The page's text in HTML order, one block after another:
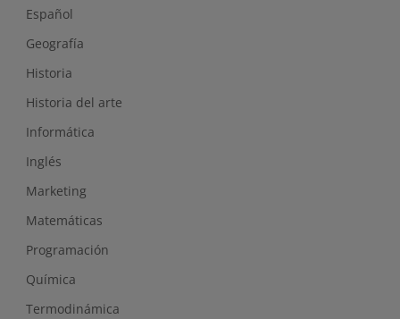
Español
Geografía
Historia
Historia del arte
Informática
Inglés
Marketing
Matemáticas
Programación
Química
Termodinámica